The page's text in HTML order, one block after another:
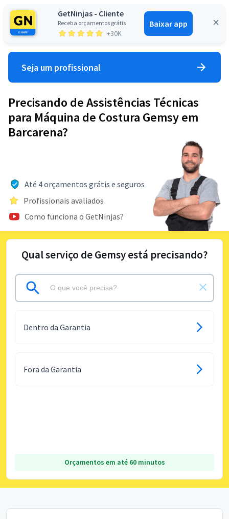
GetNinjas - Cliente
Receba orçamentos grátis
+30K
Baixar app
Entrar
Seja um profissional
Precisando de Assistências Técnicas
para Máquina de Costura Gemsy em
Barcarena?
Até 4 orçamentos grátis e seguros
Profissionais avaliados
Como funciona o GetNinjas?
Qual serviço de Gemsy está precisando?
Dentro da Garantia
Fora da Garantia
Orçamentos em até 60 minutos